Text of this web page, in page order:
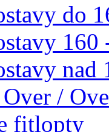
do
160
nad
/
fitlopty